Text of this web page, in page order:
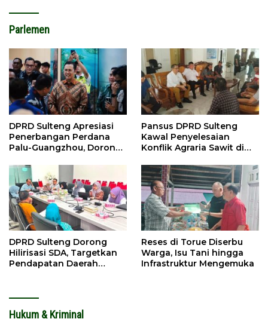
Parlemen
DPRD Sulteng Apresiasi
Penerbangan Perdana
Palu-Guangzhou, Dorong
Pansus DPRD Sulteng
Kawal Penyelesaian
Konflik Agraria Sawit di
DPRD Sulteng Dorong
Hilirisasi SDA, Targetkan
Pendapatan Daerah
Reses di Torue Diserbu
Warga, Isu Tani hingga
Infrastruktur Mengemuka
Hukum & Kriminal